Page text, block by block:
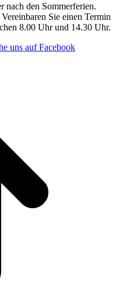
nach den Sommerferien.
Sie einen Termin
8.00 Uhr und 14.30 Uhr.
uns auf Facebook